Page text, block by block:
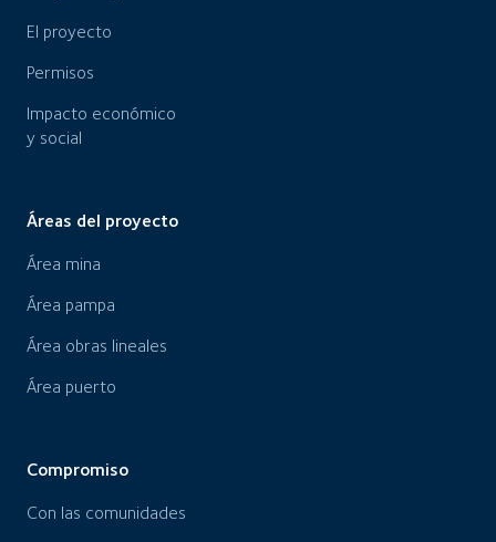
El proyecto
Permisos
Impacto económico
y social
Áreas del proyecto
Área mina
Área pampa
Área obras lineales
Área puerto
Compromiso
Con las comunidades